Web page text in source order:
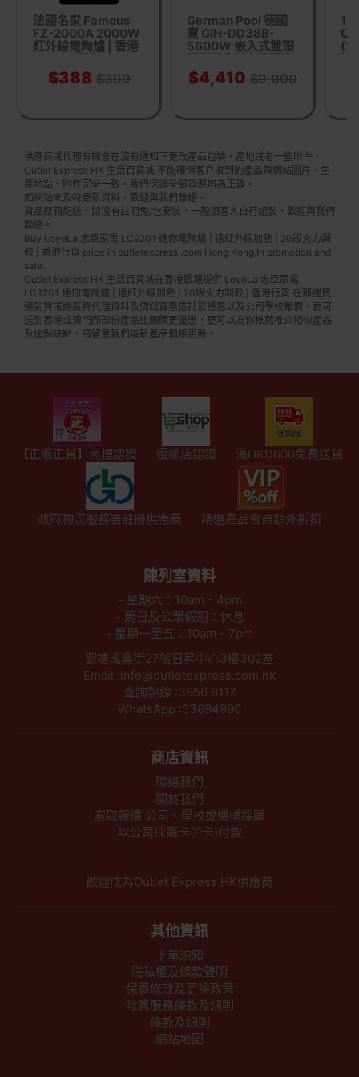
法國名家 Famous
FZ-2000A 2000W
紅外線電陶爐 | 香港
行貨
$388 $399
German Pool 德國
寶 GIH-DD38B-
5600W 嵌入式雙頭
電磁電陶爐 | 德國進
口陶瓷玻璃面板 | 適
合任何鍋具 | 香港行
$4,410 $9,000
速
供應商或代理有機會在沒有通知下更改產品包裝、產地或者一些附件，
Outlet Express HK 生活百貨城 不能確保客戶收到的產品與網站圖片、生
產地點、附件完全一致。我們保證全部貨源均為正貨。
如網站未及時更新資料，歡迎與我們聯絡。
貨品原箱配送，如沒有註明免/包安裝，一般須客人自行組裝，歡迎與我們
聯絡。
Buy LoyoLa 忠臣家電 LC9201 迷你電陶爐 | 遠紅外線加熱 | 20段火力調
較 | 香港行貨 price in outletexpress .com Hong Kong.In promotion and
sale.
Outlet Express HK 生活百貨城在香港觀塘提供 LoyoLa 忠臣家電
LC9201 迷你電陶爐 | 遠紅外線加熱 | 20段火力調較 | 香港行貨 在那裡買
邊到買或邊度買代理資料及價錢實惠借批發優惠以及公司學校報價，更可
送到香港或澳門而部份產品比團購更優惠，更可以為你推薦推介相似產品
及優點缺點，請留意我們最新產品價格更新。
【正版正貨】商標認證 優網店認證 滿HKD600免費送貨
政府物流服務署註冊供應商 精選產品會員額外折扣
陳列室資料
- 星期六：10am - 4pm
- 周日及公眾假期：休息
- 星期一至五：10am - 7pm
觀塘成業街27號日昇中心3樓302室
Email :info@outletexpress.com.hk
查詢熱線 :3956 8117
WhatsApp :53694990
商店資訊
聯絡我們
關於我們
索取報價 公司、學校或機構採購
以公司採購卡(P卡)付款
歡迎成為Outlet Express HK供應商
其他資訊
下單須知
隱私權及條款聲明
保養條款及更換政策
除舊服務條款及細則
條款及細則
網站地圖